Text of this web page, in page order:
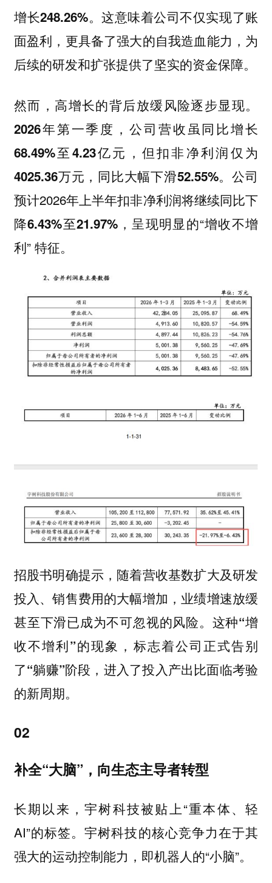
增长248.26%。这意味着公司不仅实现了账
面盈利，更具备了强大的自我造血能力，为
后续的研发和扩张提供了坚实的资金保障。
然而，高增长的背后放缓风险逐步显现。
2026年第一季度，公司营收虽同比增长
68.49%至4.23亿元，但扣非净利润仅为
4025.36万元，同比大幅下滑52.55%。公司
预计2026年上半年扣非净利润将继续同比下
降6.43%至21.97%，呈现明显的“增收不增
利” 特征。
招股书明确提示，随着营收基数扩大及研发
投入、销售费用的大幅增加，业绩增速放缓
甚至下滑已成为不可忽视的风险。 这种“增
收不增利”的现象，标志着公司正式告别
了“躺赚”阶段，进入了投入产出比面临考验
的新周期。
02
补全“大脑”，向生态主导者转型
长期以来，宇树科技被贴上“重本体、轻
AI”的标签。宇树科技的核心竞争力在于其
强大的运动控制能力，即机器人的“小脑”。